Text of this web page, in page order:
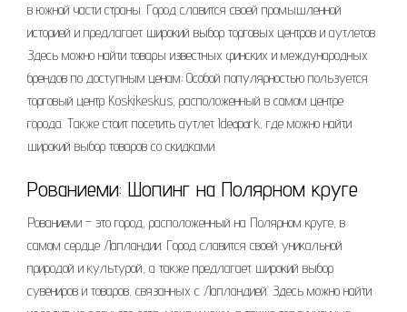
в южной части страны. Город славится своей промышленной
историей и предлагает широкий выбор торговых центров и аутлетов.
Здесь можно найти товары известных финских и международных
брендов по доступным ценам; Особой популярностью пользуется
торговый центр Koskikeskus, расположенный в самом центре
города. Также стоит посетить аутлет Ideapark, где можно найти
широкий выбор товаров со скидками.
Рованиеми: Шопинг на Полярном круге
Рованиеми – это город, расположенный на Полярном круге, в
самом сердце Лапландии. Город славится своей уникальной
природой и культурой, а также предлагает широкий выбор
сувениров и товаров, связанных с Лапландией. Здесь можно найти